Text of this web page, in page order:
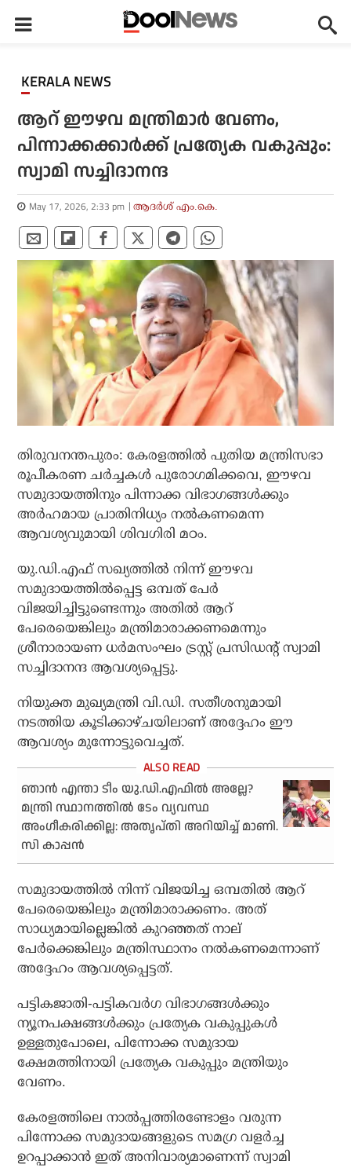
KERALA NEWS
ആറ് ഈഴവ മന്ത്രിമാര്‍ വേണം,
പിന്നാക്കക്കാര്‍ക്ക് പ്രത്യേക വകുപ്പും:
സ്വാമി സച്ചിദാനന്ദ
May 17, 2026, 2:33 pm ആദർശ് എം.കെ.
തിരുവനന്തപുരം: കേരളത്തില്‍ പുതിയ മന്ത്രിസഭാ
രൂപീകരണ ചര്‍ച്ചകള്‍ പുരോഗമിക്കവെ, ഈഴവ
സമുദായത്തിനും പിന്നാക്ക വിഭാഗങ്ങള്‍ക്കും
അര്‍ഹമായ പ്രാതിനിധ്യം നല്‍കണമെന്ന
ആവശ്യവുമായി ശിവഗിരി മഠം.
യു.ഡി.എഫ് സഖ്യത്തില്‍ നിന്ന് ഈഴവ
സമുദായത്തില്‍പ്പെട്ട ഒമ്പത് പേര്‍
വിജയിച്ചിട്ടുണ്ടെന്നും അതില്‍ ആറ്
പേരെയെങ്കിലും മന്ത്രിമാരാക്കണമെന്നും
ശ്രീനാരായണ ധര്‍മസംഘം ട്രസ്റ്റ് പ്രസിഡന്റ് സ്വാമി
സച്ചിദാനന്ദ ആവശ്യപ്പെട്ടു.
നിയുക്ത മുഖ്യമന്ത്രി വി.ഡി. സതീശനുമായി
നടത്തിയ കൂടിക്കാഴ്ചയിലാണ് അദ്ദേഹം ഈ
ആവശ്യം മുന്നോട്ടുവെച്ചത്.
ഞാന്‍ എന്താ ടീം യു.ഡി.എഫില്‍ അല്ലേ?
മന്ത്രി സ്ഥാനത്തില്‍ ടേം വ്യവസ്ഥ
അംഗീകരിക്കില്ല: അതൃപ്തി അറിയിച്ച് മാണി.
സി കാപ്പന്‍
സമുദായത്തില്‍ നിന്ന് വിജയിച്ച ഒമ്പതില്‍ ആറ്
പേരെയെങ്കിലും മന്ത്രിമാരാക്കണം. അത്
സാധ്യമായില്ലെങ്കില്‍ കുറഞ്ഞത് നാല്
പേര്‍ക്കെങ്കിലും മന്ത്രിസ്ഥാനം നല്‍കണമെന്നാണ്
അദ്ദേഹം ആവശ്യപ്പെട്ടത്.
പട്ടികജാതി-പട്ടികവര്‍ഗ വിഭാഗങ്ങള്‍ക്കും
ന്യൂനപക്ഷങ്ങള്‍ക്കും പ്രത്യേക വകുപ്പുകള്‍
ഉള്ളതുപോലെ, പിന്നോക്ക സമുദായ
ക്ഷേമത്തിനായി പ്രത്യേക വകുപ്പും മന്ത്രിയും
വേണം.
കേരളത്തിലെ നാല്‍പ്പത്തിരണ്ടോളം വരുന്ന
പിന്നോക്ക സമുദായങ്ങളുടെ സമഗ്ര വളര്‍ച്ച
ഉറപ്പാക്കാന്‍ ഇത് അനിവാര്യമാണെന്ന് സ്വാമി